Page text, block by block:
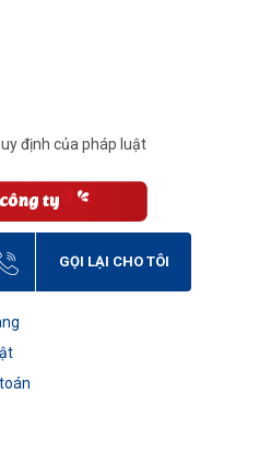
định của pháp luật
GỌI LẠI CHO TÔI